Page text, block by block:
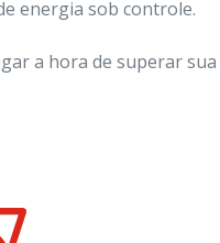
energia sob controle.
a hora de superar